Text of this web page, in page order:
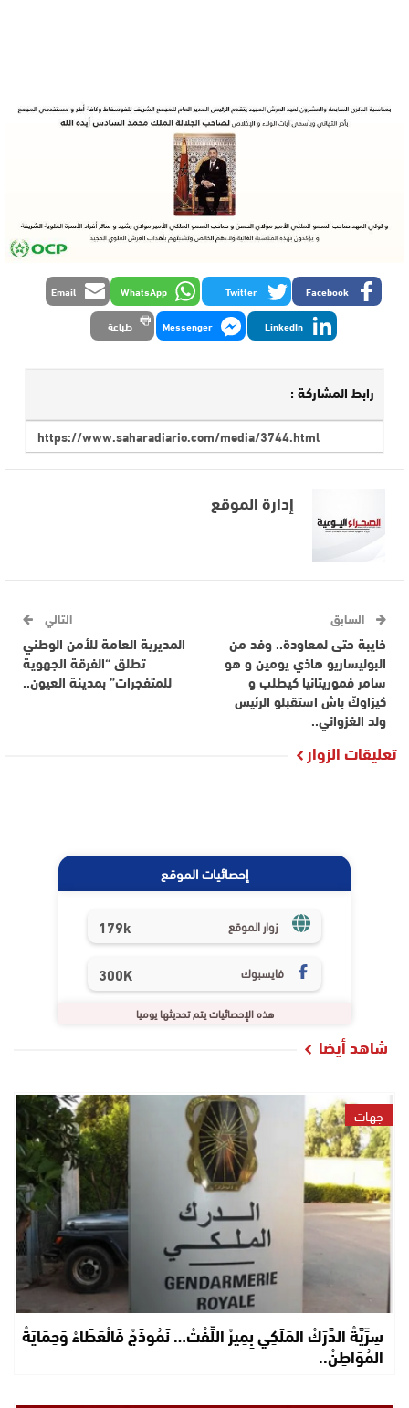
Facebook
Twitter
WhatsApp
Email
LinkedIn
Messenger طباعة
رابط المشاركة :
إدارة الموقع
السابق
خايبة حتى لمعاودة.. وفد من
البوليساريو هاذي يومين و هو
سامر فموريتانيا كيطلب و
كيزاوكّ باش استقبلو الرئيس
ولد الغزواني..
التالي
المديرية العامة للأمن الوطني
تطلق “الفرقة الجهوية
للمتفجرات” بمدينة العيون..
تعليقات الزوار
إحصائيات الموقع
زوار الموقع 179k
فايسبوك 300K
هذه الإحصائيات يتم تحديثها يوميا
شاهد أيضا
جهات
سِرِّيَّةْ الدَّرَكْ المَلَكِي بِمِيرْ اللِّفْتْ… نَمُوذَجْ فَالْعَطَاءْ وَحِمَايَةْ
المُوَاطِنْ..